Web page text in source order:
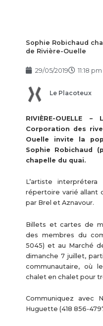
Sophie Robichaud
de Rivière-Ouelle
29/05/2019 11:18 pm
Le Placoteux
RIVIÈRE-
Corporation des
Ouelle invite la
Sophie Robichaud
chapelle du quai.
L’artiste interprétera
répertoire varié allant
par Brel et Aznavour.
Billets et cartes de
des membres du
5045) et au Marché
dimanche 7 juillet,
communautaire, où
chalet en chalet pour
Communiquez avec
Huguette (418 856-